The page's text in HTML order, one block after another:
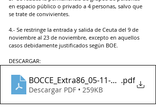
en espacio público o privado a 4 personas, salvo que
se trate de convivientes.
4.- Se restringe la entrada y salida de Ceuta del 9 de
noviembre al 23 de noviembre, excepto en aquellos
casos debidamente justificados según BOE.
DESCARGAR:
BOCCE_Extra86_05-11-2020.pdf
Descargar PDF • 259KB